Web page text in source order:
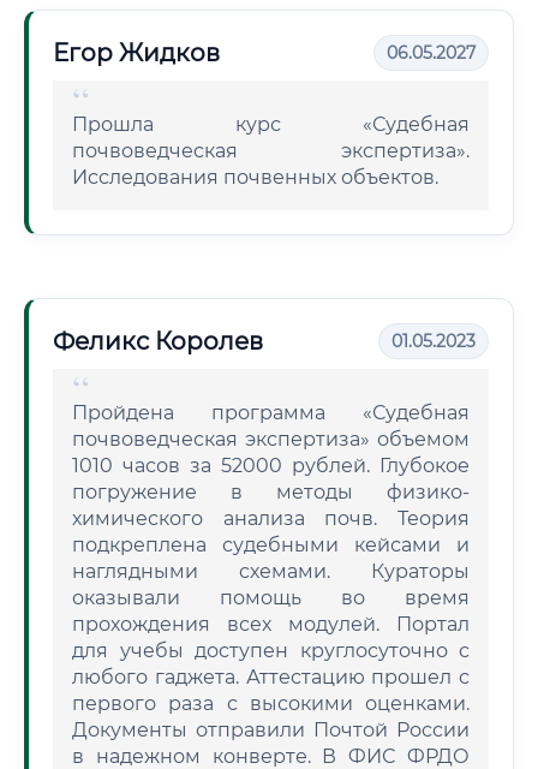
Егор Жидков 06.05.2027
Прошла курс «Судебная
почвоведческая экспертиза».
Исследования почвенных объектов.
Феликс Королев 01.05.2023
Пройдена программа «Судебная
почвоведческая экспертиза» объемом
1010 часов за 52000 рублей. Глубокое
погружение в методы физико-
химического анализа почв. Теория
подкреплена судебными кейсами и
наглядными схемами. Кураторы
оказывали помощь во время
прохождения всех модулей. Портал
для учебы доступен круглосуточно с
любого гаджета. Аттестацию прошел с
первого раза с высокими оценками.
Документы отправили Почтой России
в надежном конверте. В ФИС ФРДО